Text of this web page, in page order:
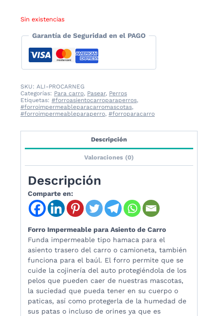
Sin existencias
Garantía de Seguridad en el PAGO
SKU: ALI-PROCARNEG
Categorías: Para carro, Pasear, Perros
Etiquetas: #forroasientocarroparaperros,
#forroimpermeableparacarromascotas,
#forroimpermeableparaperro, #forroparacarro
Descripción
Valoraciones (0)
Descripción
Comparte en:
Forro Impermeable para Asiento de Carro
Funda impermeable tipo hamaca para el
asiento trasero del carro o camioneta, también
funciona para el baúl. El forro permite que se
cuide la cojinería del auto protegiéndola de los
pelos que pueden caer de nuestras mascotas,
la suciedad que pueda tener en su cuerpo o
paticas, así como protegerla de la humedad de
sus patas o incluso de orines ya que es